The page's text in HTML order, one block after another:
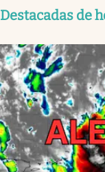
Destacadas de